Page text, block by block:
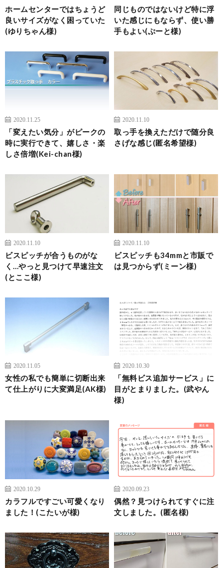
ホームセンターではちょうど
良いサイズがなく困っていた
(ゆりちゃん様)
同じものではないけど特に浮
いた感じにもならず、使い勝
手もよい(ぷーと様)
2020.11.25
「変えたい気分」がピークの
時に実行できて、嬉しさ・楽
しさ倍増(Kei-chan様)
2020.11.10
取っ手を換えただけで随分良
さげな感じ(匿名希望様)
2020.11.10
ビスピッチが合うものがな
く…やっと見つけて早速注文
(とここ様)
2020.11.10
ビスピッチも34mmと市販で
は見つからず(ミーン様)
2020.11.05
女性の私でも簡単に切断出来
て仕上がりに大変満足(AK様)
2020.10.30
「無料ビス追加サービス」に
目がとまりました。(武やん
様)
2020.10.29
カラフルですごい可愛くなり
ました！(こたいが様)
2020.09.23
偶然？見つけられてすぐに注
文しました。(匿名様)